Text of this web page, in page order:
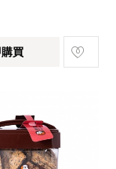
買